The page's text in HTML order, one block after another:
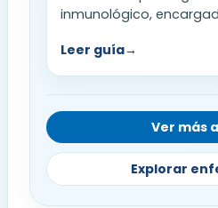
inmunológico,
Leer guía→
Ver más
Explorar